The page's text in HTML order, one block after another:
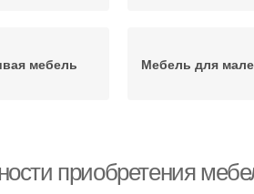
мебель Мебель для
приобретения